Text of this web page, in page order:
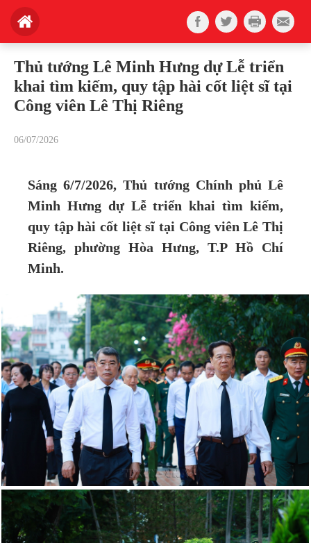
Thủ tướng Lê Minh Hưng dự Lễ triển
khai tìm kiếm, quy tập hài cốt liệt sĩ tại
Công viên Lê Thị Riêng
06/07/2026
Sáng 6/7/2026, Thủ tướng Chính phủ Lê
Minh Hưng dự Lễ triển khai tìm kiếm,
quy tập hài cốt liệt sĩ tại Công viên Lê Thị
Riêng, phường Hòa Hưng, T.P Hồ Chí
Minh.